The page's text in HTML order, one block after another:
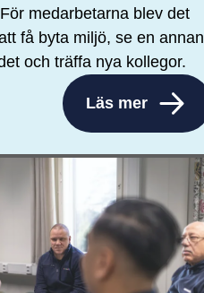
medarbetarna blev det
få byta miljö, se en annan
och träffa nya kollegor.
Läs mer